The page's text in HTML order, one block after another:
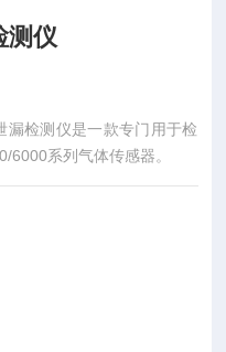
测仪
漏检测仪是一款专门用于检
6000系列气体传感器。